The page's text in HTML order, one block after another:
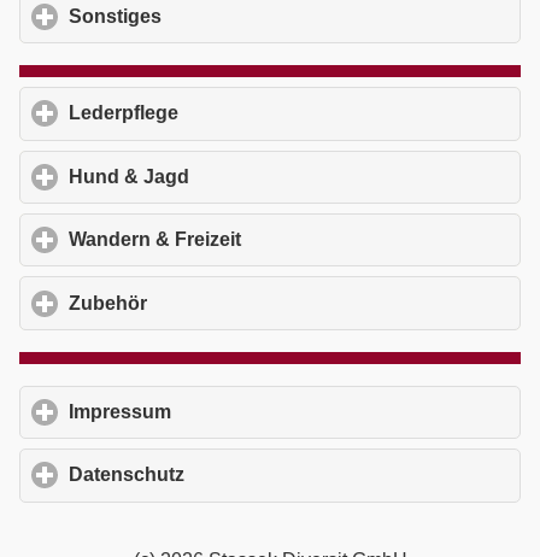
Sonstiges
Lederpflege
Hund & Jagd
Wandern & Freizeit
Zubehör
Impressum
Datenschutz